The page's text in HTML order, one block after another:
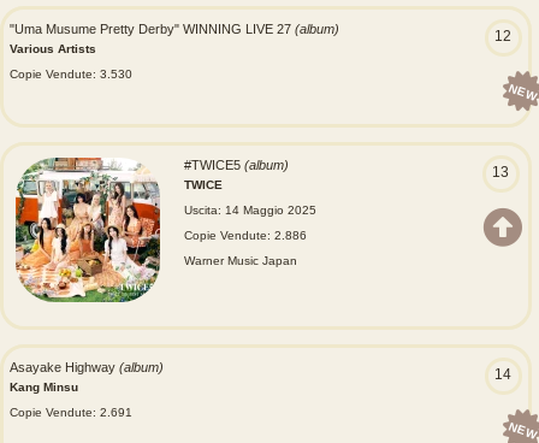
12
NEW
"Uma Musume Pretty Derby" WINNING LIVE 27 (album)
Various Artists
Copie Vendute: 3.530
13
#TWICE5 (album)
TWICE
Uscita: 14 Maggio 2025
Copie Vendute: 2.886
Warner Music Japan
14
NEW
Asayake Highway (album)
Kang Minsu
Copie Vendute: 2.691